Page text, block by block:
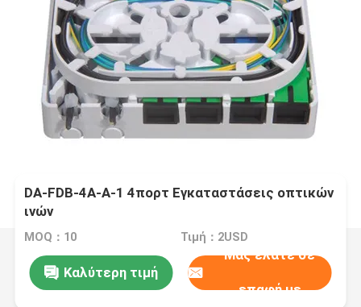
DA-FDB-4A-A-1 4πορτ Εγκαταστάσεις οπτικών
ινών
MOQ：10 Τιμή：2USD
Καλύτερη τιμή
Μας ελάτε σε
επαφή με